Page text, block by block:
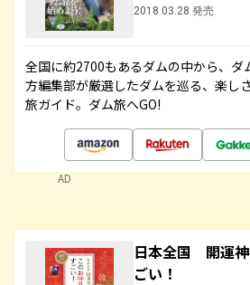
2018.03.28 発売
全国に約2700もあるダムの中から、ダ
方編集部が厳選したダムを巡る、楽し
旅ガイド。ダム旅へGO!
AD
日本全国 開運
ごい！